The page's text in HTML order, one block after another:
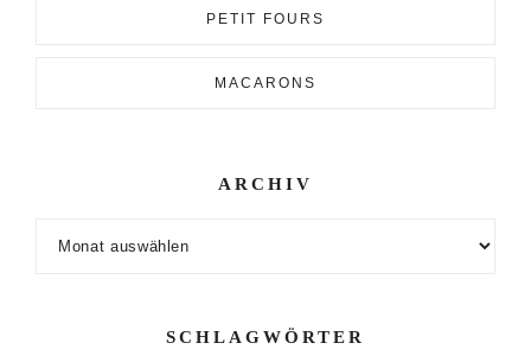
PETIT FOURS
MACARONS
ARCHIV
SCHLAGWÖRTER